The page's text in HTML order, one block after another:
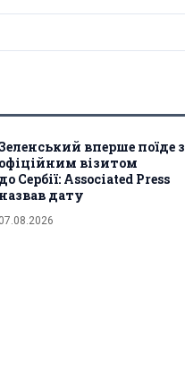
вперше поїде з
офіційним візитом
до Сербії: Associated Press
назвав дату
07.08.2026